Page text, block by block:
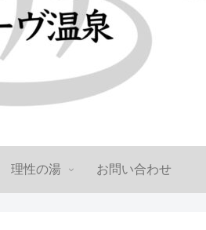
理性の湯 お問い合わせ